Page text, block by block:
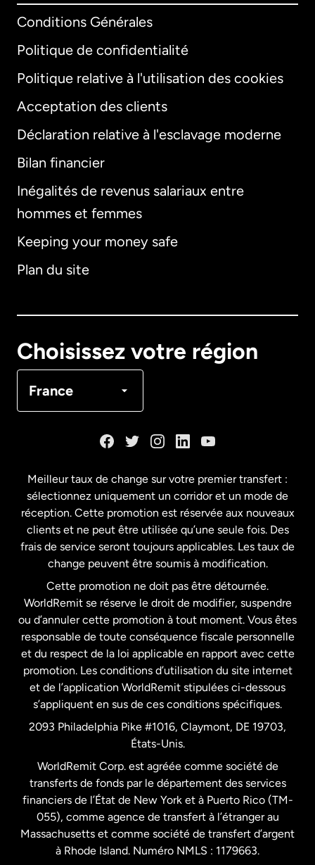
Conditions Générales
Politique de confidentialité
Politique relative à l'utilisation des cookies
Acceptation des clients
Déclaration relative à l'esclavage moderne
Bilan financier
Inégalités de revenus salariaux entre
hommes et femmes
Keeping your money safe
Plan du site
Choisissez votre région
France
International
Allemagne
Français
États-Unis English
États-Unis Español
France
Malaisie
Nouvelle-Zélande
Pays-Bas
Royaume-Uni
Suède
Meilleur taux de change sur votre premier transfert :
sélectionnez uniquement un corridor et un mode de
réception. Cette promotion est réservée aux nouveaux
clients et ne peut être utilisée qu’une seule fois. Des
frais de service seront toujours applicables. Les taux de
change peuvent être soumis à modification.
Cette promotion ne doit pas être détournée.
WorldRemit se réserve le droit de modifier, suspendre
ou d’annuler cette promotion à tout moment. Vous êtes
responsable de toute conséquence fiscale personnelle
et du respect de la loi applicable en rapport avec cette
promotion. Les conditions d’utilisation du site internet
et de l’application WorldRemit stipulées ci-dessous
s’appliquent en sus de ces conditions spécifiques.
2093 Philadelphia Pike #1016, Claymont, DE 19703,
États-Unis.
WorldRemit Corp. est agréée comme société de
transferts de fonds par le département des services
financiers de l’État de New York et à Puerto Rico (TM-
055), comme agence de transfert à l’étranger au
Massachusetts et comme société de transfert d’argent
à Rhode Island. Numéro NMLS : 1179663.